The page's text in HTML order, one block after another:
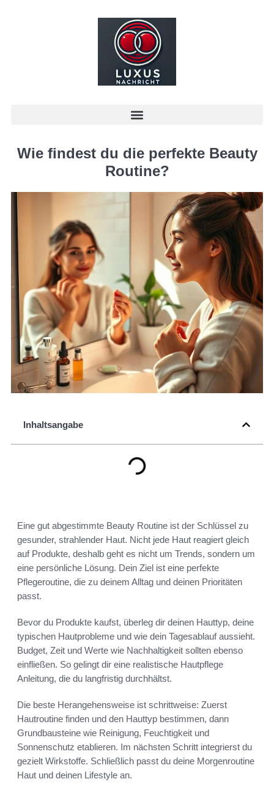
Wie findest du die perfekte Beauty
Routine?
Inhaltsangabe
Eine gut abgestimmte Beauty Routine ist der Schlüssel zu
gesunder, strahlender Haut. Nicht jede Haut reagiert gleich
auf Produkte, deshalb geht es nicht um Trends, sondern um
eine persönliche Lösung. Dein Ziel ist eine perfekte
Pflegeroutine, die zu deinem Alltag und deinen Prioritäten
passt.
Bevor du Produkte kaufst, überleg dir deinen Hauttyp, deine
typischen Hautprobleme und wie dein Tagesablauf aussieht.
Budget, Zeit und Werte wie Nachhaltigkeit sollten ebenso
einfließen. So gelingt dir eine realistische Hautpflege
Anleitung, die du langfristig durchhältst.
Die beste Herangehensweise ist schrittweise: Zuerst
Hautroutine finden und den Hauttyp bestimmen, dann
Grundbausteine wie Reinigung, Feuchtigkeit und
Sonnenschutz etablieren. Im nächsten Schritt integrierst du
gezielt Wirkstoffe. Schließlich passt du deine Morgenroutine
Haut und deinen Lifestyle an.